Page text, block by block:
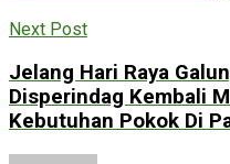
Next Post
Jelang Hari Raya
Disperindag Kembali
Kebutuhan Pokok Di